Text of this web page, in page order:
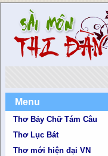
Menu
Thơ Bảy Chữ Tám Câu
Thơ Lục Bát
Thơ mới hiện đại VN